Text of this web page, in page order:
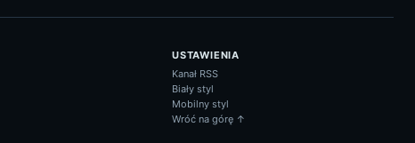
USTAWIENIA
Kanał RSS
Biały styl
Mobilny styl
Wróć na górę ↑